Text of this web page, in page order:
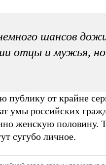
шансов
отцы и мужья,
публику от крайне
умы российских
женскую половину.
сугубо личное.